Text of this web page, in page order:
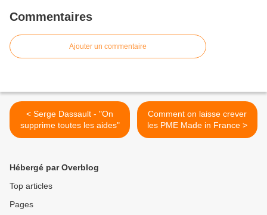
Commentaires
Ajouter un commentaire
< Serge Dassault - "On
supprime toutes les aides"
Comment on laisse crever
les PME Made in France >
Hébergé par Overblog
Top articles
Pages